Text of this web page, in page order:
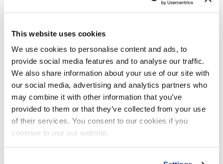
This website uses cookies
We use cookies to personalise content and ads, to
provide social media features and to analyse our traffic.
We also share information about your use of our site with
our social media, advertising and analytics partners who
may combine it with other information that you’ve
provided to them or that they’ve collected from your use
of their services. You consent to our cookies if you
continue to use our website.
amplia variedad de usos en sectores que pueden definirse
equipamiento como un elemento irreemplazable en los
vehículos en que se montan. Los sectores náutico,
pesquero y ferroviario son tan solo algunos ejemplos.
TUBERÍAS INTERNAS SUPLEMENTARIAS
Las versiones de la grúa de la .22 a la .26 también están
equipadas con tuberías internas suplementarias para
emparejar el extremo de la grúa con almejas y rotadores.